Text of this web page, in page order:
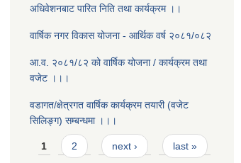
अधिवेशनबाट पारित निति तथा कार्यक्रम ।।
वार्षिक नगर विकास योजना - आर्थिक वर्ष २०८१/०८२
आ.व. २०८१/८२ को वार्षिक योजना / कार्यक्रम तथा
वजेट ।।।
वडागत/क्षेत्रगत वार्षिक कार्यक्रम तयारी (वजेट
सिलिङ्ग) सम्बन्धमा ।।।
Pages
1 2 next › last »